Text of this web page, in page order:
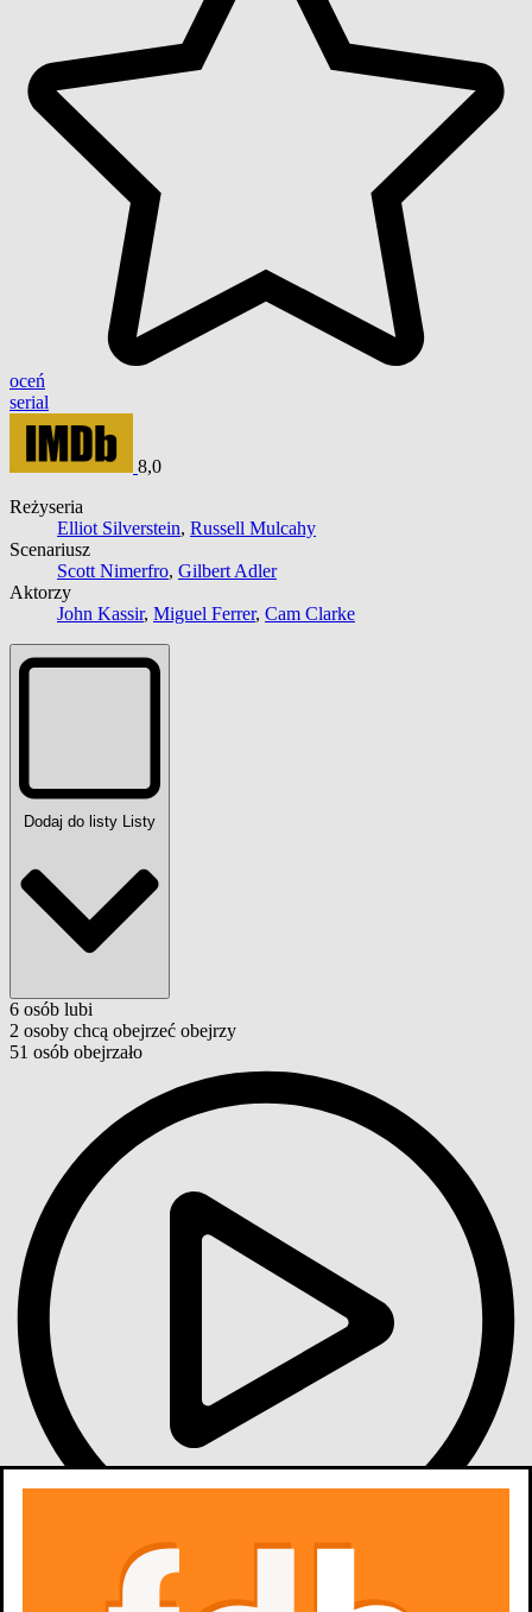
oceń
serial
8,0
Reżyseria
Elliot Silverstein, Russell Mulcahy
Scenariusz
Scott Nimerfro, Gilbert Adler
Aktorzy
John Kassir, Miguel Ferrer, Cam Clarke
Dodaj do listy Listy
6 osób lubi
2 osoby chcą obejrzeć obejrzy
51 osób obejrzało